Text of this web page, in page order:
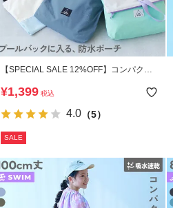
【SPECIAL SALE 12%OFF】コンパクト
¥1,399 税込
4.0 （5）
SALE